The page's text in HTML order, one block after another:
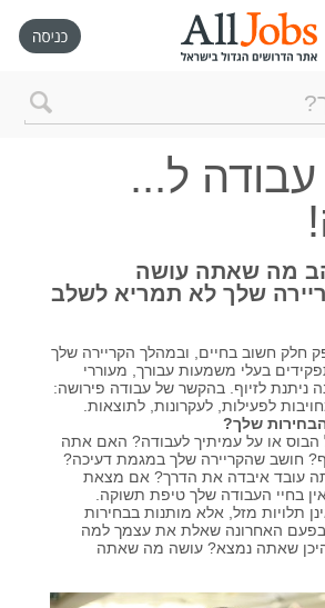
עבודה ל...
מה שאתה עושה
שלך לא תמריא לשלב
חלק חשוב בחיים, ובמהלך הקריירה שלך
בעלי משמעות עבורך, מעוררי
ניתנת לזיוף. בהקשר של עבודה פירושה:
לפעילות, לעקרונות, לתוצאות.
שלך?
או על עמיתיך לעבודה? האם אתה
חושב שהקריירה שלך במגמת דעיכה?
עובד איבדה את הדרך? אם מצאת
בחיי העבודה שלך טיפת תשוקה.
תלויות מזל, אלא מותנות בבחירות
האחרונה שאלת את עצמך למה
שאתה נמצא? עושה מה שאתה